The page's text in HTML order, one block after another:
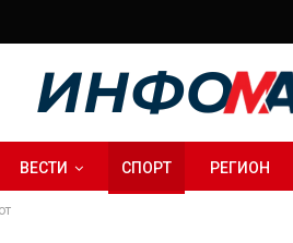
ВЕСТИ СПОРТ РЕГИОН